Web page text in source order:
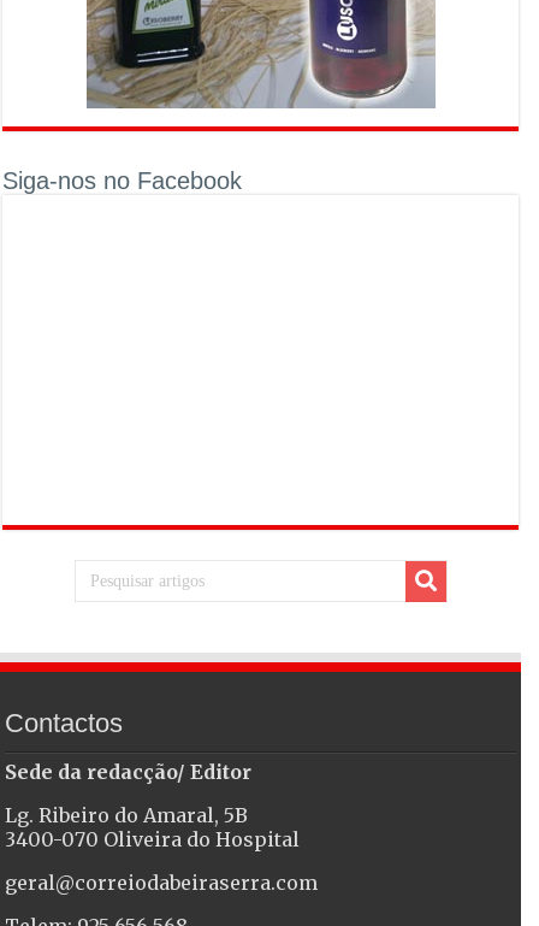
Siga-nos no Facebook
Contactos
Sede da redacção/ Editor
Lg. Ribeiro do Amaral, 5B
3400-070 Oliveira do Hospital
geral@correiodabeiraserra.com